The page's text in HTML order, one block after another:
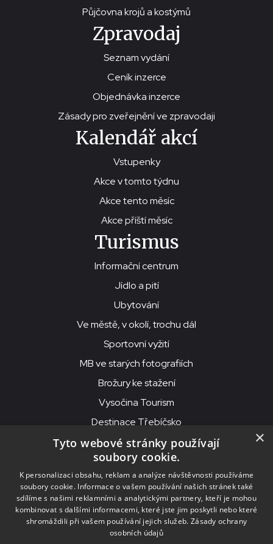
Půjčovna krojů a kostýmů
Zpravodaj
Seznam vydání
Ceník inzerce
Objednávka inzerce
Zásady pro zveřejnění ve zpravodaji
Kalendář akcí
Vstupenky
Akce v tomto týdnu
Akce tento měsíc
Akce příští měsíc
Turismus
Informační centrum
Jídlo a pití
Ubytování
Ve městě, v okolí, trochu dál
Sportovní vyžití
MB ve starých fotografiích
Brožury ke stažení
Vysočina Tourism
Destinace Třebíčsko
© 2026MKS Beseda Mor. Budějovice
MKS Beseda, příspěvková organizace, Purcnerova 62, 676 02
Moravské Budějovice
IČO: 00091758, DIČ: CZ00091758, ID datové schránky: chjn2kd
×
Tyto webové stránky používají
soubory cookie.
K personalizaci obsahu, reklam a analýze návštěvnosti používáme
soubory cookie. Informace o vašem používání našich stránek také
sdílíme s našimi reklamními a analytickými partnery, kteří je mohou
kombinovat s dalšími informacemi, které jste jim poskytli nebo které
shromáždili při vašem používání jejich služeb. Zásady ochrany
osobních údajů